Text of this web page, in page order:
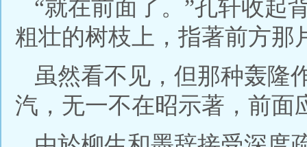
“就在前面了。”孔轩收起
粗壮的树枝上，指著前方那
虽然看不见，但那种轰隆
汽，无一不在昭示著，前面